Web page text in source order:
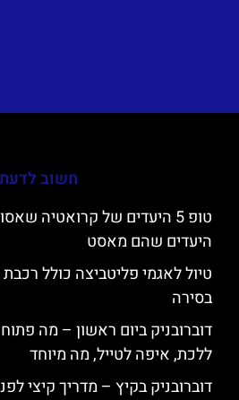
חשוב לדעת
טופ 5 היעדים של קרואטיה
היעדים שהם מאסט
טיול לאגמי פליטביצה כולל רכבת
בסירה
דוברובניק ביום ראשון – מה
ללכת, איפה לטייל, מה מיוחד
דוברובניק בקיץ – מדריך קיצי